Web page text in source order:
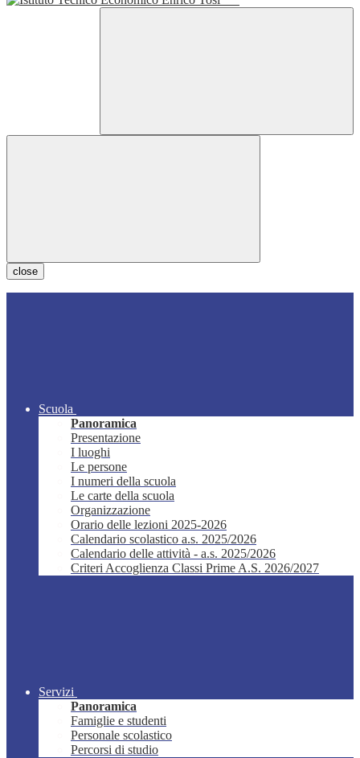
close
Scuola
Panoramica
Presentazione
I luoghi
Le persone
I numeri della scuola
Le carte della scuola
Organizzazione
Orario delle lezioni 2025-2026
Calendario scolastico a.s. 2025/2026
Calendario delle attività - a.s. 2025/2026
Criteri Accoglienza Classi Prime A.S. 2026/2027
Servizi
Panoramica
Famiglie e studenti
Personale scolastico
Percorsi di studio